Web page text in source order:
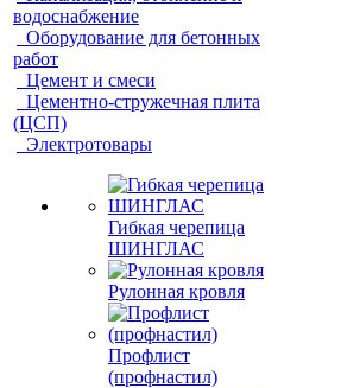
водоснабжение
Оборудование для бетонных
работ
Цемент и смеси
Цементно-стружечная плита
(ЦСП)
Электротовары
Гибкая черепица
ШИНГЛАС
Рулонная кровля
Профлист
(профнастил)